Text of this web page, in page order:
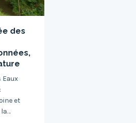
des
Eaux
et